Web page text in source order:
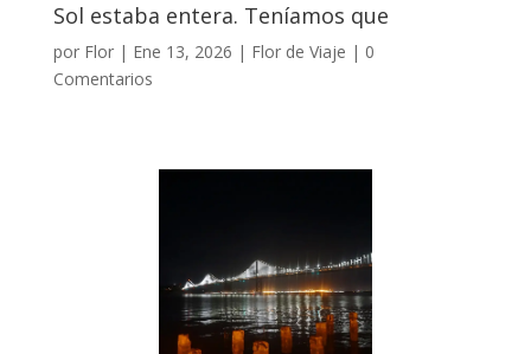
Sol estaba entera. Teníamos que
por Flor| Ene 13, 2026 | Flor de Viaje | 0
Comentarios